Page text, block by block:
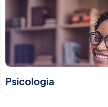
Psicologia